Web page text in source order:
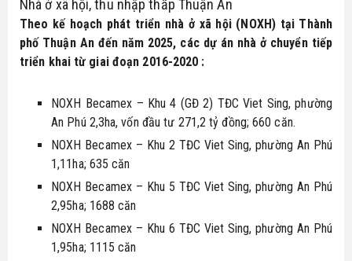
Nhà ở xã hội, thu nhập thấp Thuận An
Theo kế hoạch phát triển nhà ở xã hội (NOXH) tại Thành
phố Thuận An đến năm 2025, các dự án nhà ở chuyển tiếp
triển khai từ giai đoạn 2016-2020 :
NOXH Becamex – Khu 4 (GĐ 2) TĐC Viet Sing, phường
An Phú 2,3ha, vốn đầu tư 271,2 tỷ đồng; 660 căn.
NOXH Becamex – Khu 2 TĐC Viet Sing, phường An Phú
1,11ha; 635 căn
NOXH Becamex – Khu 5 TĐC Viet Sing, phường An Phú
2,95ha; 1688 căn
NOXH Becamex – Khu 6 TĐC Viet Sing, phường An Phú
1,95ha; 1115 căn